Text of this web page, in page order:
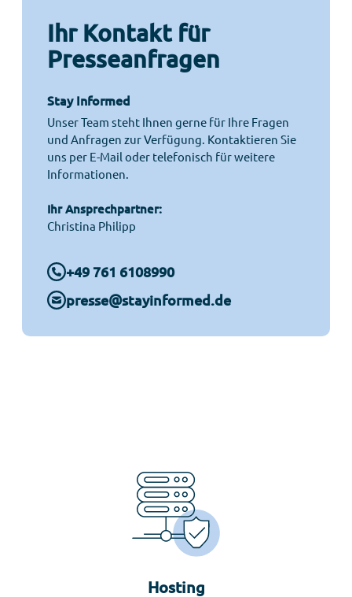
Ihr Kontakt für
Presseanfragen
Stay Informed
Unser Team steht Ihnen gerne für Ihre Fragen
und Anfragen zur Verfügung. Kontaktieren Sie
uns per E-Mail oder telefonisch für weitere
Informationen.
Ihr Ansprechpartner:
Christina Philipp
+49 761 6108990
presse@stayinformed.de
Hosting